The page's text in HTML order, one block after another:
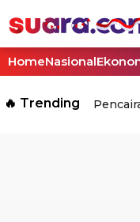
HomeNasional
🔥 Trending